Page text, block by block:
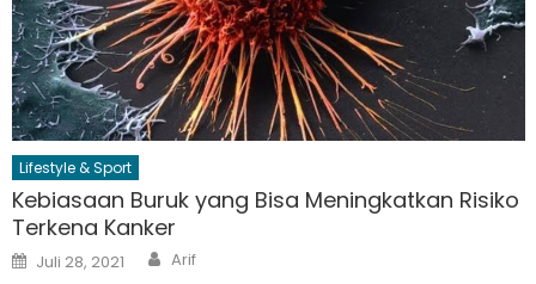
Lifestyle & Sport
Kebiasaan Buruk yang Bisa Meningkatkan Risiko
Terkena Kanker
Posted
on
Juli 28, 2021 Author
Arif